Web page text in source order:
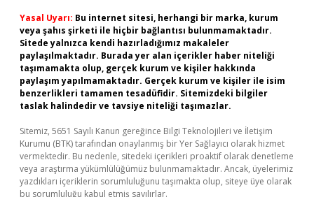
Yasal Uyarı: Bu internet sitesi, herhangi bir marka, kurum
veya şahıs şirketi ile hiçbir bağlantısı bulunmamaktadır.
Sitede yalnızca kendi hazırladığımız makaleler
paylaşılmaktadır. Burada yer alan içerikler haber niteliği
taşımamakta olup, gerçek kurum ve kişiler hakkında
paylaşım yapılmamaktadır. Gerçek kurum ve kişiler ile isim
benzerlikleri tamamen tesadüfidir. Sitemizdeki bilgiler
taslak halindedir ve tavsiye niteliği taşımazlar.
Sitemiz, 5651 Sayılı Kanun gereğince Bilgi Teknolojileri ve İletişim
Kurumu (BTK) tarafından onaylanmış bir Yer Sağlayıcı olarak hizmet
vermektedir. Bu nedenle, sitedeki içerikleri proaktif olarak denetleme
veya araştırma yükümlülüğümüz bulunmamaktadır. Ancak, üyelerimiz
yazdıkları içeriklerin sorumluluğunu taşımakta olup, siteye üye olarak
bu sorumluluğu kabul etmiş sayılırlar.